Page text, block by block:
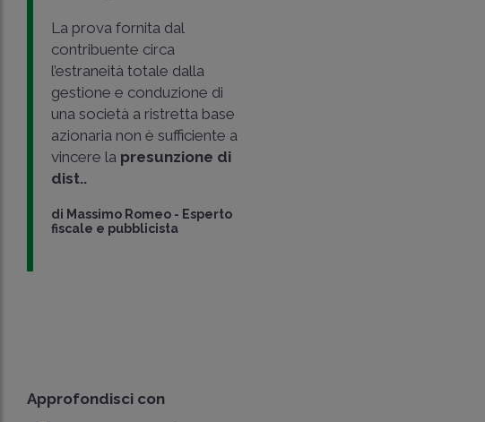
La prova fornita dal
contribuente circa
l’estraneità totale dalla
gestione e conduzione di
una società a ristretta base
azionaria non è sufficiente a
vincere la presunzione di
dist..
di Massimo Romeo - Esperto
fiscale e pubblicista
Approfondisci con